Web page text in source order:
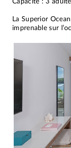
La Superior
imprenable sur